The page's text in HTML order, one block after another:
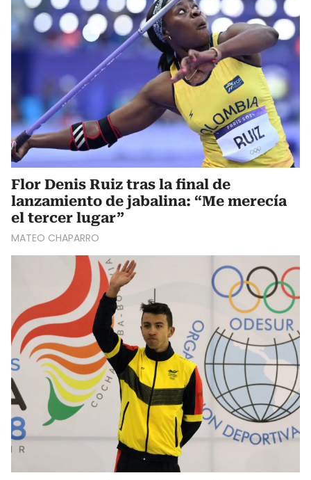
Flor Denis Ruiz tras la final de
lanzamiento de jabalina: “Me merecía
el tercer lugar”
MATEO CHAPARRO